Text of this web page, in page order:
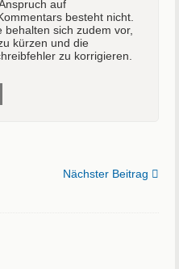
auf
besteht nicht.
sich zudem vor,
kürzen und die
zu korrigieren.
Nächster Beitrag